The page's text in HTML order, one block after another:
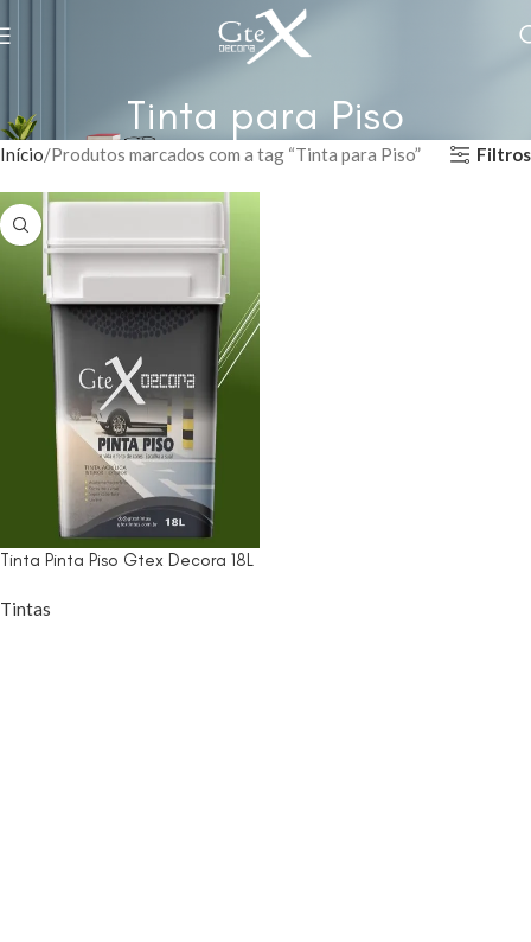
Tinta para Piso
Início Produtos marcados com a tag “Tinta para Piso” Filtros
Tinta Pinta Piso Gtex Decora 18L
Tintas